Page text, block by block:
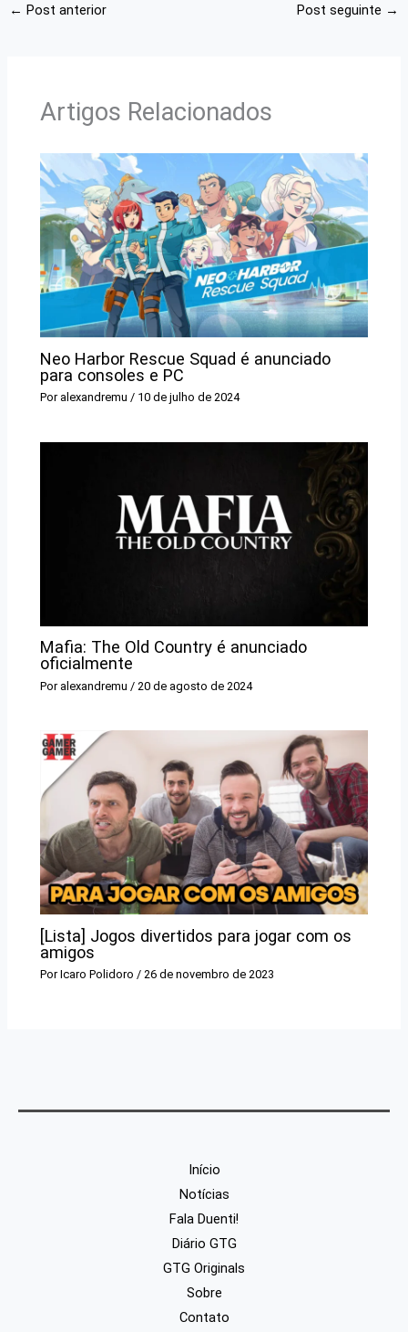
← Post anterior Post seguinte →
Artigos Relacionados
Neo Harbor Rescue Squad é anunciado
para consoles e PC
Por alexandremu/ 10 de julho de 2024
Mafia: The Old Country é anunciado
oficialmente
Por alexandremu / 20 de agosto de 2024
[Lista] Jogos divertidos para jogar com os
amigos
PorIcaro Polidoro/26 de novembro de 2023
Início
Notícias
Fala Duenti!
Diário GTG
GTG Originals
Sobre
Contato